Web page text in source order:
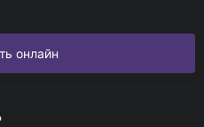
онлайн